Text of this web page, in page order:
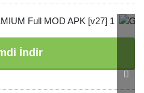
İndir